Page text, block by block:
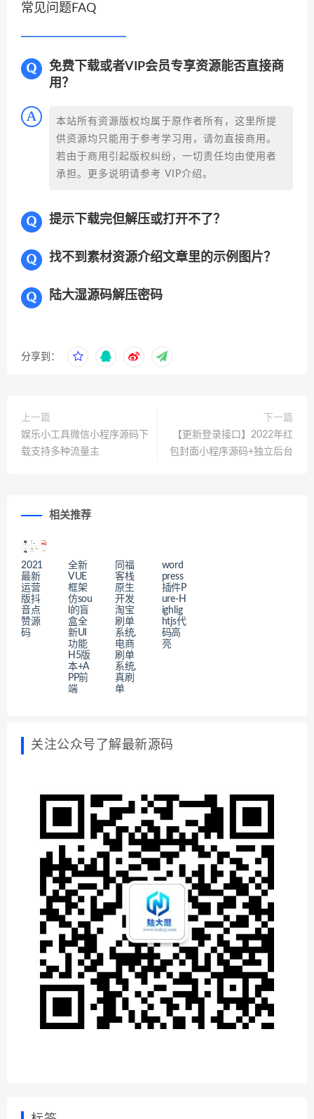
常见问题FAQ
免费下载或者VIP会员专享资源能否直接商
用？
本站所有资源版权均属于原作者所有，这里所提
供资源均只能用于参考学习用，请勿直接商用。
若由于商用引起版权纠纷，一切责任均由使用者
承担。更多说明请参考 VIP介绍。
提示下载完但解压或打开不了？
找不到素材资源介绍文章里的示例图片？
陆大湿源码解压密码
分享到：
上一篇
娱乐小工具微信小程序源码下
载支持多种流量主
下一篇
【更新登录接口】2022年红
包封面小程序源码+独立后台
相关推荐
2021
最新
运营
版抖
音点
赞源
码
全新
VUE
框架
仿sou
l的盲
盒全
新UI
功能
H5版
本+A
PP前
端
同福
客栈
原生
开发
淘宝
刷单
系统,
电商
刷单
系统,
真刷
单
word
press
插件P
ure-H
ighlig
htjs代
码高
亮
关注公众号了解最新源码